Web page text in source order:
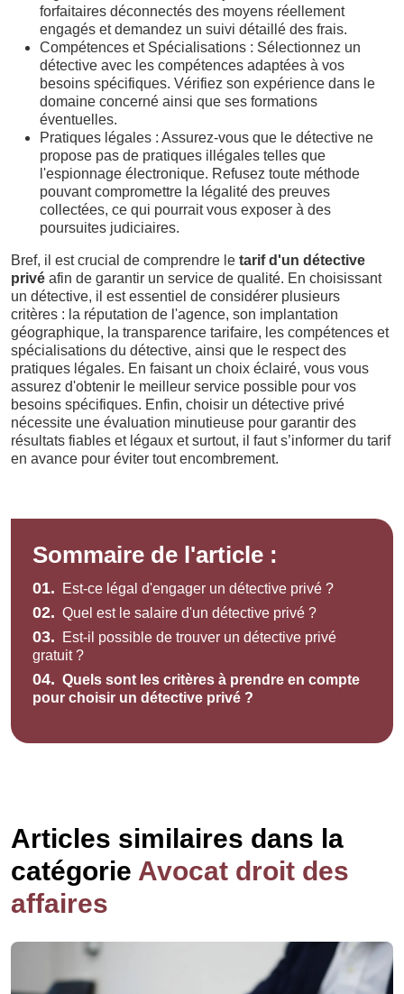
forfaitaires déconnectés des moyens réellement
engagés et demandez un suivi détaillé des frais.
Compétences et Spécialisations : Sélectionnez un
détective avec les compétences adaptées à vos
besoins spécifiques. Vérifiez son expérience dans le
domaine concerné ainsi que ses formations
éventuelles.
Pratiques légales : Assurez-vous que le détective ne
propose pas de pratiques illégales telles que
l'espionnage électronique. Refusez toute méthode
pouvant compromettre la légalité des preuves
collectées, ce qui pourrait vous exposer à des
poursuites judiciaires.
Bref, il est crucial de comprendre le tarif d'un détective
privé afin de garantir un service de qualité. En choisissant
un détective, il est essentiel de considérer plusieurs
critères : la réputation de l'agence, son implantation
géographique, la transparence tarifaire, les compétences et
spécialisations du détective, ainsi que le respect des
pratiques légales. En faisant un choix éclairé, vous vous
assurez d'obtenir le meilleur service possible pour vos
besoins spécifiques. Enfin, choisir un détective privé
nécessite une évaluation minutieuse pour garantir des
résultats fiables et légaux et surtout, il faut s’informer du tarif
en avance pour éviter tout encombrement.
Sommaire de l'article :
01. Est-ce légal d'engager un détective privé ?
02. Quel est le salaire d'un détective privé ?
03.
Est-il possible de trouver un détective privé
gratuit ?
04. Quels sont les critères à prendre en compte
pour choisir un détective privé ?
Articles similaires dans la
catégorie Avocat droit des
affaires